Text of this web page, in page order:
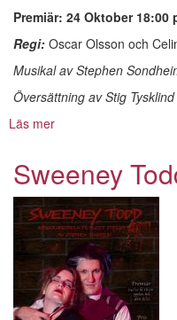
Premiär: 24 Oktober 18:00
Regi: Oscar Olsson och
Musikal av Stephen
Översättning av Stig Tysklind
Läs mer
Sweeney